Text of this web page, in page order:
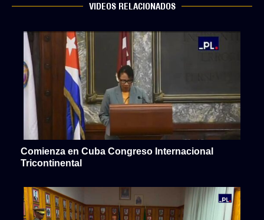
VIDEOS RELACIONADOS
Comienza en Cuba Congreso Internacional
Tricontinental